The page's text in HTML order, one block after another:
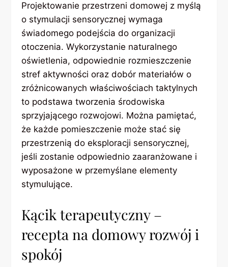
Projektowanie przestrzeni domowej z myślą
o stymulacji sensorycznej wymaga
świadomego podejścia do organizacji
otoczenia. Wykorzystanie naturalnego
oświetlenia, odpowiednie rozmieszczenie
stref aktywności oraz dobór materiałów o
zróżnicowanych właściwościach taktylnych
to podstawa tworzenia środowiska
sprzyjającego rozwojowi. Można pamiętać,
że każde pomieszczenie może stać się
przestrzenią do eksploracji sensorycznej,
jeśli zostanie odpowiednio zaaranżowane i
wyposażone w przemyślane elementy
stymulujące.
Kącik terapeutyczny –
recepta na domowy rozwój i
spokój